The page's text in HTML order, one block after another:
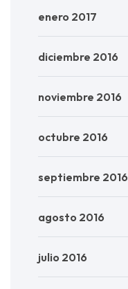
enero 2017
diciembre 2016
noviembre 2016
octubre 2016
septiembre 2016
agosto 2016
julio 2016